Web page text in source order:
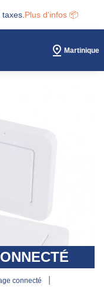
Plus d'infos 📦
Martinique
connecté